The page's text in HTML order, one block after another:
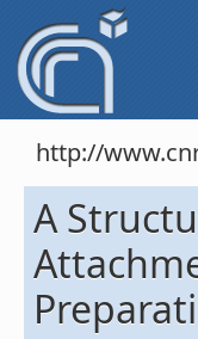
http://
A